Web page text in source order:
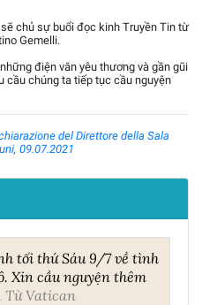
chủ sự buổi đọc kinh Truyền Tin từ
Gemelli.
điện văn yêu thương và gần gũi
cầu chúng ta tiếp tục cầu nguyện
del Direttore della Sala
09.07.2021
tối thứ Sáu 9/7 về tình
Xin cầu nguyện thêm
Từ Vatican